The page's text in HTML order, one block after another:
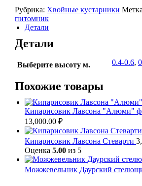
Рубрика: Хвойные кустарники
питомник
Детали
Детали
Выберите высоту м. 0.4-0.6,
Похожие товары
Кипарисовик Лавсона "Алюми"
13,000.00 ₽
Кипарисовик Лавсона Стеварти
Оценка 5.00 из 5
Можжевельник Даурский